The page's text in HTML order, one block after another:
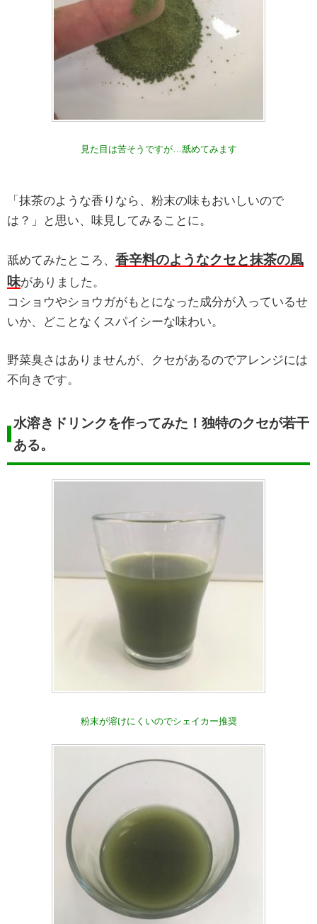
見た目は苦そうですが…舐めてみます
「抹茶のような香りなら、粉末の味もおいしいので
は？」と思い、味見してみることに。
舐めてみたところ、 香辛料のようなクセと抹茶の風
味がありました。
コショウやショウガがもとになった成分が入っているせ
いか、どことなくスパイシーな味わい。
野菜臭さはありませんが、クセがあるのでアレンジには
不向きです。
水溶きドリンクを作ってみた！独特のクセが若干
ある。
粉末が溶けにくいのでシェイカー推奨